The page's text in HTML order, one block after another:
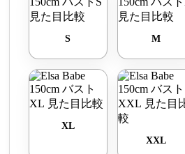
S M
XL
XXL